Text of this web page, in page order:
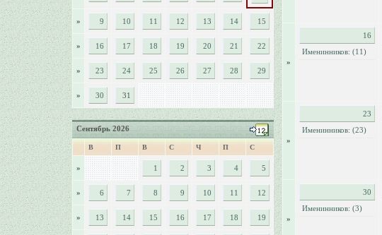
» 9 10 11 12 13 14 15
» 16 17 18 19 20 21 22
» 23 24 25 26 27 28 29
» 30 31
Сентябрь 2026
В П В С Ч П С
» 1 2 3 4 5
» 6 7 8 9 10 11 12
» 13 14 15 16 17 18 19
»
16
Именинников: (11)
»
23
Именинников: (23)
»
30
Именинников: (3)